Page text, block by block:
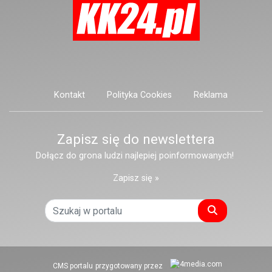
Kontakt Polityka Cookies Reklama
Zapisz się do newslettera
Dołącz do grona ludzi najlepiej poinformowanych!
Zapisz się »
Szukaj
CMS portalu przygotowany przez